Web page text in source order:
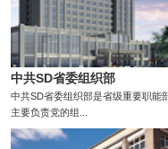
中共SD省委组织部
中共SD省委组织部是省级重要职能
主要负责党的组...